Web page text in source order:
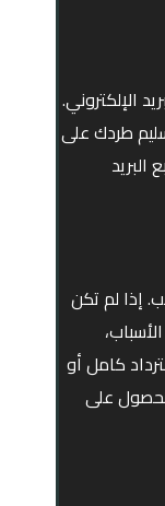
الإلكتروني.
طردك على
البريد
إذا لم تكن
30 يومًا لاسترداد كامل أو
على